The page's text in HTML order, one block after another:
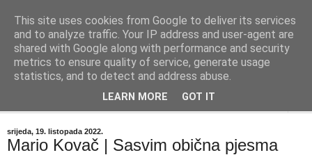
"Kvaka"
Časopis za književnost ISSN 2459-5632
srijeda, 19. listopada 2022.
Mario Kovač | Sasvim obična pjesma
This site uses cookies from Google to deliver its services
and to analyze traffic. Your IP address and user-agent are
shared with Google along with performance and security
metrics to ensure quality of service, generate usage
statistics, and to detect and address abuse.
LEARN MORE GOT IT